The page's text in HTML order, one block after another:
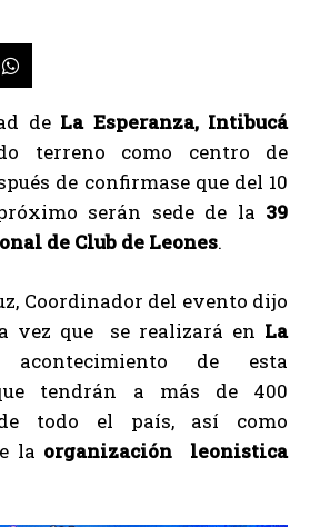
de La Esperanza, Intibucá
terreno como centro de
de confirmase que del 10
serán sede de la 39
de Club de Leones.
Coordinador del evento dijo
vez que se realizará en La
de esta
tendrán a más de 400
todo el país, así como
la organización leonistica